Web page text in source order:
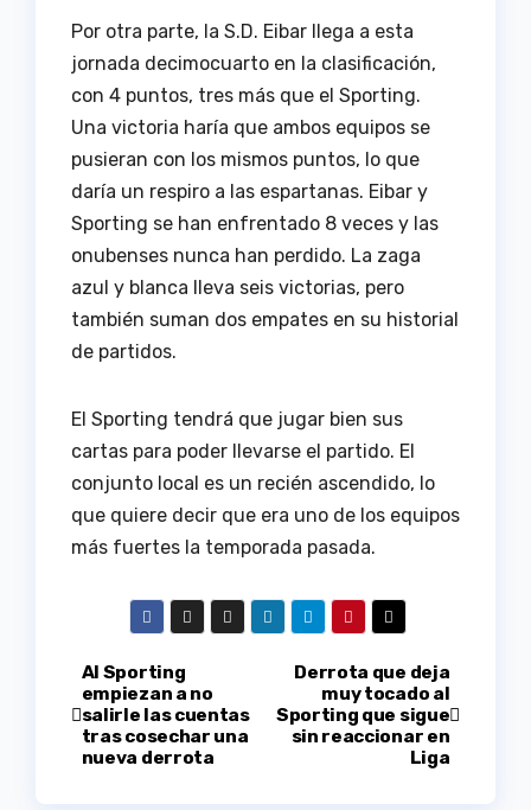
Por otra parte, la S.D. Eibar llega a esta
jornada decimocuarto en la clasificación,
con 4 puntos, tres más que el Sporting.
Una victoria haría que ambos equipos se
pusieran con los mismos puntos, lo que
daría un respiro a las espartanas. Eibar y
Sporting se han enfrentado 8 veces y las
onubenses nunca han perdido. La zaga
azul y blanca lleva seis victorias, pero
también suman dos empates en su historial
de partidos.
El Sporting tendrá que jugar bien sus
cartas para poder llevarse el partido. El
conjunto local es un recién ascendido, lo
que quiere decir que era uno de los equipos
más fuertes la temporada pasada.
Navegación
de
Derrota que deja
muy tocado al
Sporting que sigue
sin reaccionar en
Liga
Al Sporting
empiezan a no
salirle las cuentas
tras cosechar una
nueva derrota